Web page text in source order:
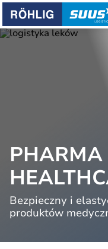
Bezpieczny i
produktów